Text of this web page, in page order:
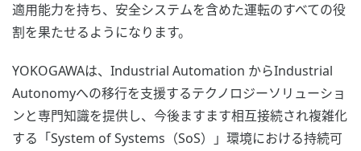
適用能力を持ち、安全システムを含めた運転のすべての役
割を果たせるようになります。
YOKOGAWAは、Industrial Automation からIndustrial
Autonomyへの移行を支援するテクノロジーソリューショ
ンと専門知識を提供し、今後ますます相互接続され複雑化
する「System of Systems（SoS）」環境における持続可